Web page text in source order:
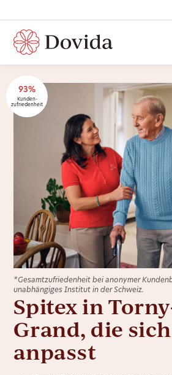
93%
Kunden-
zufriedenheit
*Gesamtzufriedenheit bei anonymer
unabhängiges Institut in der Schweiz.
Spitex in
Grand, die
anpasst